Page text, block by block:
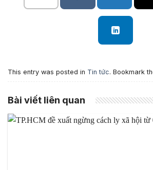
This entry was posted in Tin tức. Bookmark
Bài viết liên quan